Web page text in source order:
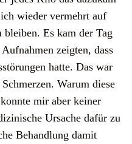
wieder vermehrt auf
bleiben. Es kam der Tag
zeigten, dass
hatte. Das war
Warum diese
mir aber keiner
Ursache dafür zu
Behandlung damit